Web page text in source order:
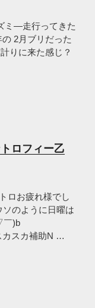
ミ―走行ってきた
の 2月ブリだった
りに来た感じ？
ロフィー乙
ロお疲れ様でし
のように日曜は
￣)b
カスカ補助N …